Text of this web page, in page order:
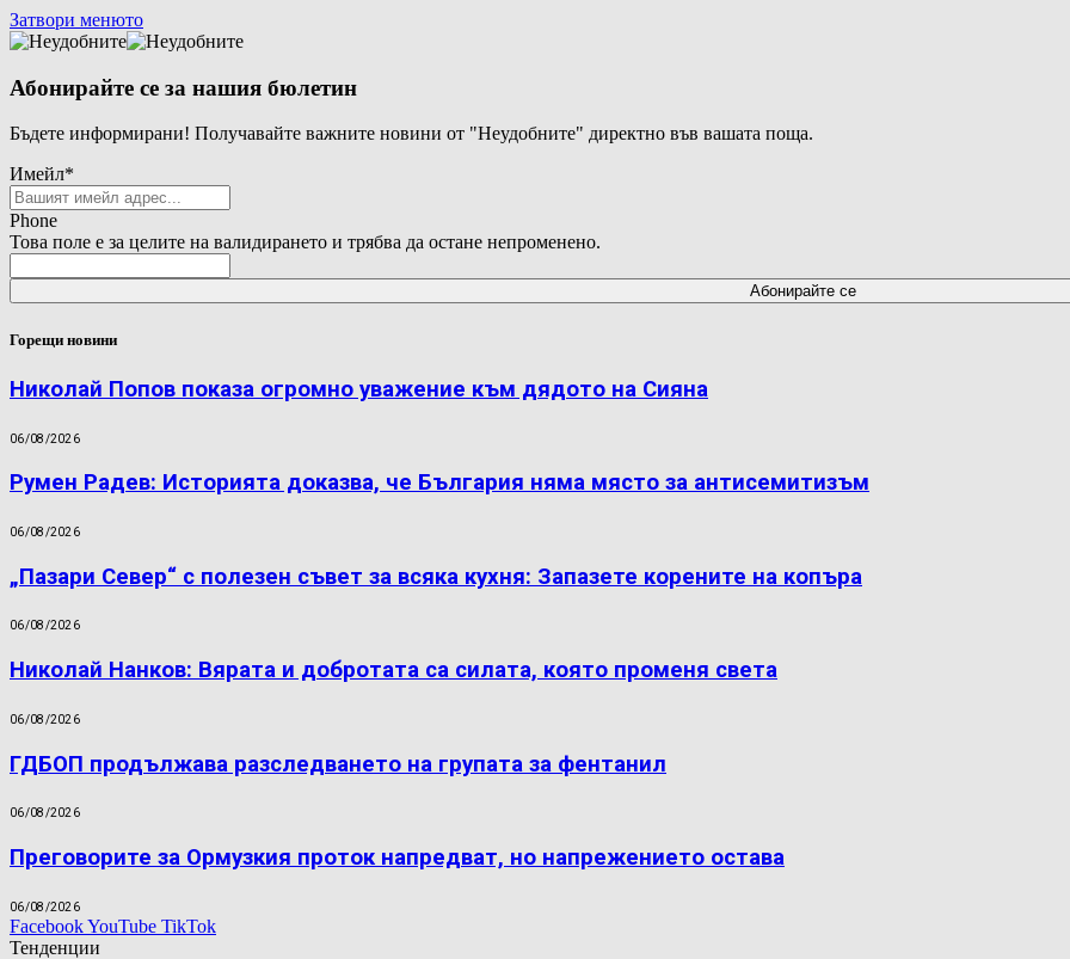
Затвори менюто
Абонирайте се за нашия бюлетин
Бъдете информирани! Получавайте важните новини от "Неудобните" директно във вашата поща.
Имейл*
Phone
Това поле е за целите на валидирането и трябва да остане непроменено.
Горещи новини
Николай Попов показа огромно уважение към дядото на Сияна
06/08/2026
Румен Радев: Историята доказва, че България няма място за антисемитизъм
06/08/2026
„Пазари Север“ с полезен съвет за всяка кухня: Запазете корените на копъра
06/08/2026
Николай Нанков: Вярата и добротата са силата, която променя света
06/08/2026
ГДБОП продължава разследването на групата за фентанил
06/08/2026
Преговорите за Ормузкия проток напредват, но напрежението остава
06/08/2026
FacebookYouTube TikTok
Тенденции